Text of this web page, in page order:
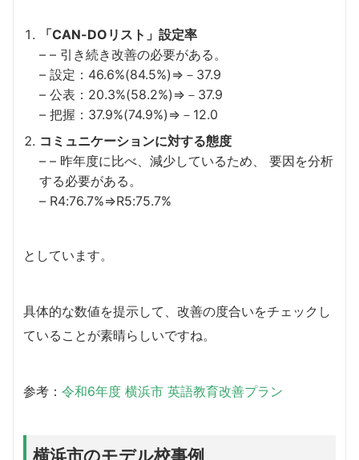
「CAN-DOリスト」設定率
– – 引き続き改善の必要がある。
– 設定：46.6%(84.5%)⇒－37.9
– 公表：20.3%(58.2%)⇒－37.9
– 把握：37.9%(74.9%)⇒－12.0
コミュニケーションに対する態度
– – 昨年度に比べ、減少しているため、 要因を分析
する必要がある。
– R4:76.7%⇒R5:75.7%
としています。
具体的な数値を提示して、改善の度合いをチェックし
ていることが素晴らしいですね。
参考： 令和6年度 横浜市 英語教育改善プラン
横浜市のモデル校事例